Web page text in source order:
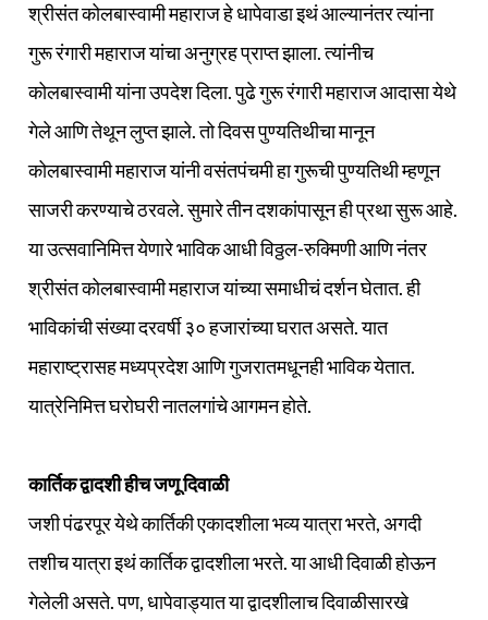
श्रीसंत कोलबास्वामी महाराज हे धापेवाडा इथं आल्यानंतर त्यांना
गुरू रंगारी महाराज यांचा अनुग्रह प्राप्त झाला. त्यांनीच
कोलबास्वामी यांना उपदेश दिला. पुढे गुरू रंगारी महाराज आदासा येथे
गेले आणि तेथून लुप्त झाले. तो दिवस पुण्यतिथीचा मानून
कोलबास्वामी महाराज यांनी वसंतपंचमी हा गुरूची पुण्यतिथी म्हणून
साजरी करण्याचे ठरवले. सुमारे तीन दशकांपासून ही प्रथा सुरू आहे.
या उत्सवानिमित्त येणारे भाविक आधी विठ्ठल-रुक्मिणी आणि नंतर
श्रीसंत कोलबास्वामी महाराज यांच्या समाधीचं दर्शन घेतात. ही
भाविकांची संख्या दरवर्षी ३० हजारांच्या घरात असते. यात
महाराष्ट्रासह मध्यप्रदेश आणि गुजरातमधूनही भाविक येतात.
यात्रेनिमित्त घरोघरी नातलगांचे आगमन होते.
कार्तिक द्वादशी हीच जणू दिवाळी
जशी पंढरपूर येथे कार्तिकी एकादशीला भव्य यात्रा भरते, अगदी
तशीच यात्रा इथं कार्तिक द्वादशीला भरते. या आधी दिवाळी होऊन
गेलेली असते. पण, धापेवाड्यात या द्वादशीलाच दिवाळीसारखे